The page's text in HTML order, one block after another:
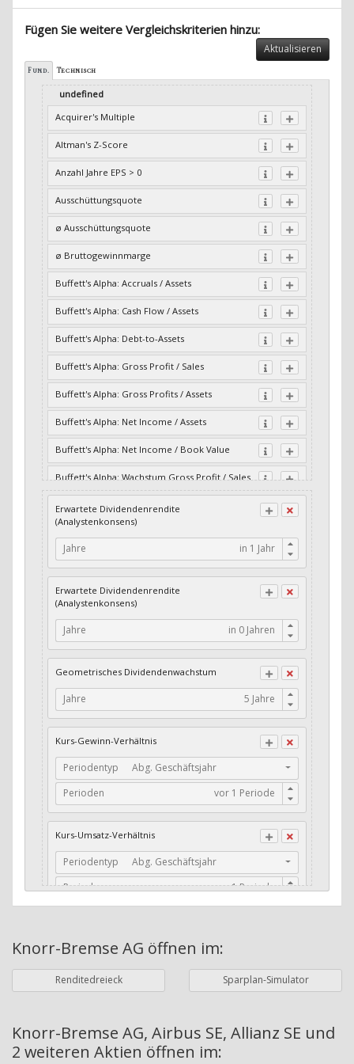
Fügen Sie weitere Vergleichskriterien hinzu:
Aktualisieren
Fund. Technisch
undefined
Acquirer's Multiple
Altman's Z-Score
Anzahl Jahre EPS > 0
Ausschüttungsquote
ø Ausschüttungsquote
ø Bruttogewinnmarge
Buffett's Alpha: Accruals / Assets
Buffett's Alpha: Cash Flow / Assets
Buffett's Alpha: Debt-to-Assets
Buffett's Alpha: Gross Profit / Sales
Buffett's Alpha: Gross Profits / Assets
Buffett's Alpha: Net Income / Assets
Buffett's Alpha: Net Income / Book Value
Buffett's Alpha: Wachstum Gross Profit / Sales
Buffett's Alpha: Wachstum Residual Cash Flow
/ Assets
Buffett's Alpha: Wachstum Residual Gross
Profits / Assets
Income / Assets
Buffett's Alpha: Wachstum Residual Net
Income / Book Value
Cash-Quote
CFO / Interest Expense
Current Ratio
Long-Term Debt to Working Capital
Dividenden-Check
Stabiles Dividenden-Wachstum
Stabiles Dividenden-Wachstum (TTM)
Stabiles Absolutes Dividenden-Wachstum
Dividendenrendite (angekündigt)
Adj. Dividendenrendite (Market Cap)
Erwartete Dividendenrendite
(Analystenkonsens)
Jahre
Erwartete Dividendenrendite
(Analystenkonsens)
Jahre
Geometrisches Dividendenwachstum
Jahre
Kurs-Gewinn-Verhältnis
Periodentyp
Abg. Geschäftsjahr
Perioden
Kurs-Umsatz-Verhältnis
Periodentyp
Abg. Geschäftsjahr
Perioden
Währung Bilanzierungswährung
Periodentyp
Jahre
Perioden
Knorr-Bremse AG öffnen im:
Renditedreieck Sparplan-Simulator
Knorr-Bremse AG, Airbus SE, Allianz SE und
2 weiteren Aktien öffnen im: